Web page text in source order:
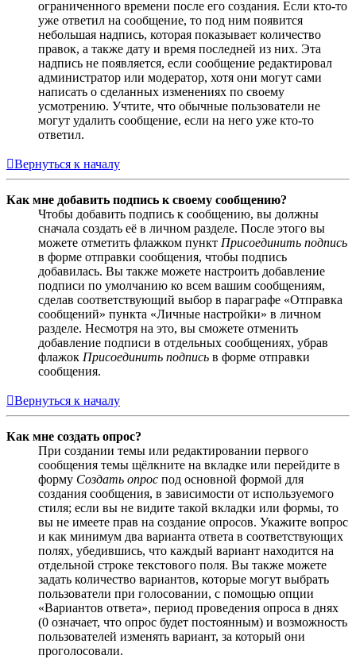
ограниченного времени после его создания. Если кто-то
уже ответил на сообщение, то под ним появится
небольшая надпись, которая показывает количество
правок, а также дату и время последней из них. Эта
надпись не появляется, если сообщение редактировал
администратор или модератор, хотя они могут сами
написать о сделанных изменениях по своему
усмотрению. Учтите, что обычные пользователи не
могут удалить сообщение, если на него уже кто-то
ответил.
Вернуться к началу
Как мне добавить подпись к своему сообщению?
Чтобы добавить подпись к сообщению, вы должны
сначала создать её в личном разделе. После этого вы
можете отметить флажком пункт Присоединить подпись
в форме отправки сообщения, чтобы подпись
добавилась. Вы также можете настроить добавление
подписи по умолчанию ко всем вашим сообщениям,
сделав соответствующий выбор в параграфе «Отправка
сообщений» пункта «Личные настройки» в личном
разделе. Несмотря на это, вы сможете отменить
добавление подписи в отдельных сообщениях, убрав
флажок Присоединить подпись в форме отправки
сообщения.
Вернуться к началу
Как мне создать опрос?
При создании темы или редактировании первого
сообщения темы щёлкните на вкладке или перейдите в
форму Создать опрос под основной формой для
создания сообщения, в зависимости от используемого
стиля; если вы не видите такой вкладки или формы, то
вы не имеете прав на создание опросов. Укажите вопрос
и как минимум два варианта ответа в соответствующих
полях, убедившись, что каждый вариант находится на
отдельной строке текстового поля. Вы также можете
задать количество вариантов, которые могут выбрать
пользователи при голосовании, с помощью опции
«Вариантов ответа», период проведения опроса в днях
(0 означает, что опрос будет постоянным) и возможность
пользователей изменять вариант, за который они
проголосовали.